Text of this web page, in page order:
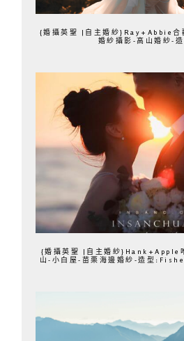
{婚攝英聖 |自主婚紗}Ray+Abbie合
婚紗攝影-高山婚紗-
{婚攝英聖 |自主婚紗}Hank+Apple
山-小白屋-苗栗海邊婚紗-造型